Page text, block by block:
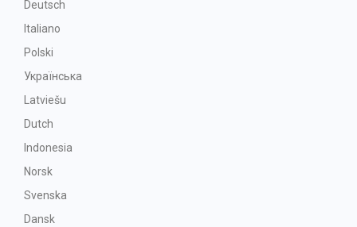
Deutsch
Italiano
Polski
Українська
Latviešu
Dutch
Indonesia
Norsk
Svenska
Dansk